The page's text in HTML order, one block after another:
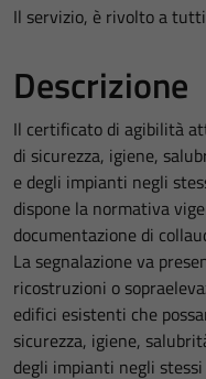
Il servizio, è rivolto a
Descrizione
Il certificato di agibilità
di sicurezza, igiene,
e degli impianti negli
dispone la normativa
documentazione di
La segnalazione va
ricostruzioni o
edifici esistenti che
sicurezza, igiene,
degli impianti negli